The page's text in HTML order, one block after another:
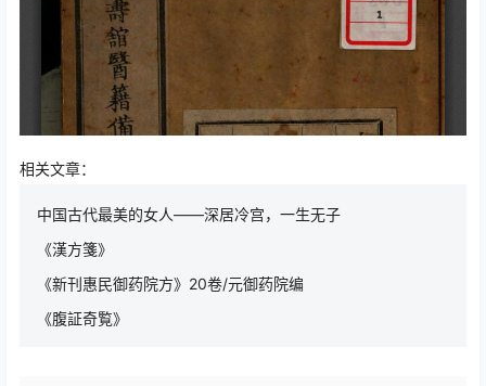
相关文章：
中国古代最美的女人——深居冷宫，一生无子
《漢方箋》
《新刊惠民御药院方》20卷/元御药院编
《腹証奇覧》